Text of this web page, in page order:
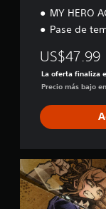
MY HERO
Pase de
US$47.99
La oferta finaliza
Precio más bajo
E
d
i